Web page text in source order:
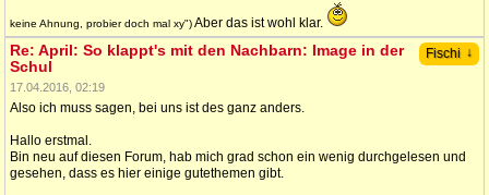
keine Ahnung, probier doch mal xy")Aber das ist wohl klar.
Fischi ↓
Re: April: So klappt's mit den Nachbarn: Image in der
Schul
17.04.2016, 02:19
Also ich muss sagen, bei uns ist des ganz anders.
Hallo erstmal.
Bin neu auf diesen Forum, hab mich grad schon ein wenig durchgelesen und
gesehen, dass es hier einige gutethemen gibt.